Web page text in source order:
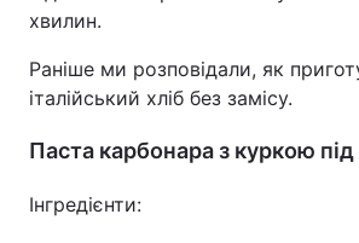
хвилин.
Раніше ми розповідали, як
італійський хліб без замісу.
Паста карбонара з куркою
Інгредієнти: